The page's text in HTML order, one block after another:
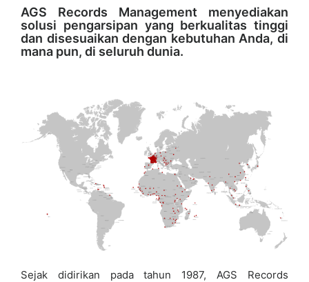
AGS Records Management menyediakan
solusi pengarsipan yang berkualitas tinggi
dan disesuaikan dengan kebutuhan Anda, di
mana pun, di seluruh dunia.
Sejak didirikan pada tahun 1987, AGS Records